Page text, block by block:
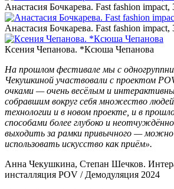
Анастасия Бочкарева. Fast fashion impact,
Анастасия Бочкарева. Fast fashion impact,
Ксения Чепанова. *Ксюша Чепанова
На прошлом фестивале мы с
Чекушкиной участвовали с проектом
очками — очень весёлым и
собравшим вокруг себя множество
технологии и в новом проекте, и в
способами более глубоко и
выходить за рамки привычного — можно
использовать искусство как приём».
Анна Чекушкина, Степан Шечков.
инсталляция POV / Демодуляция 2024